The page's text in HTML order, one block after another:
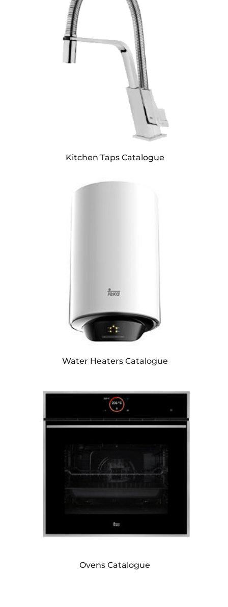
Kitchen Taps Catalogue
Water Heaters Catalogue
Ovens Catalogue